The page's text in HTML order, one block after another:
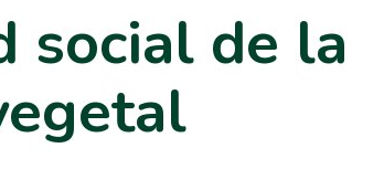
social de la